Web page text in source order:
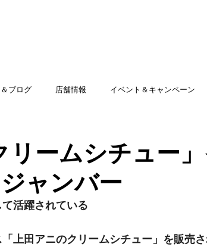
ブログ 店舗情報 イベント＆キャンペーン
リームシチュー
ャンバー
活躍されている
「上田アニのクリームシチュー」を販売